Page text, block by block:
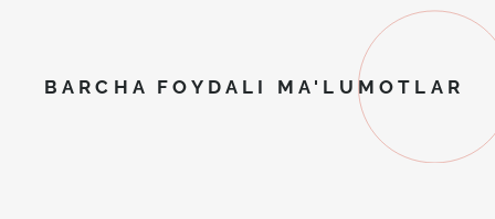
BARCHA FOYDALI MA'LUMOTLAR